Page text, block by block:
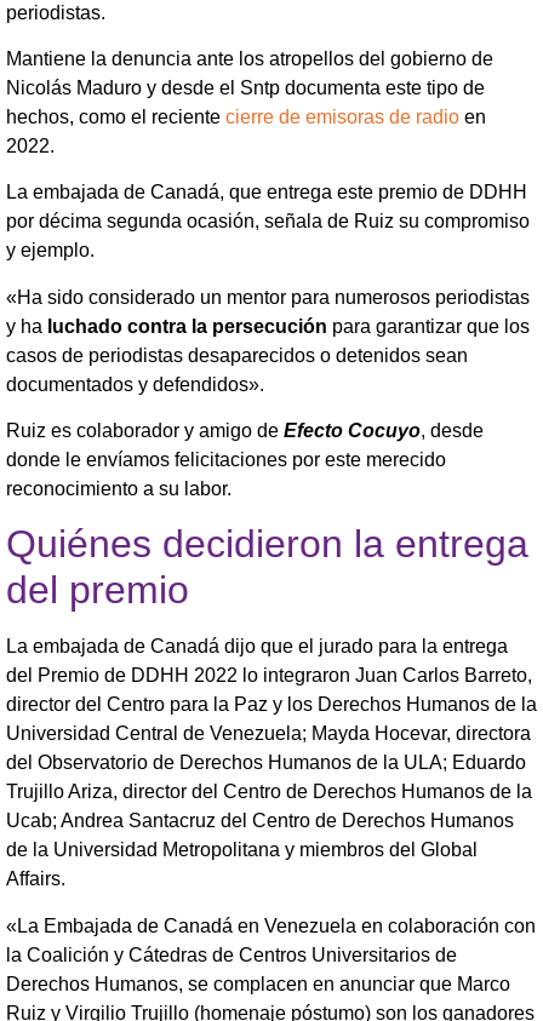
periodistas.
Mantiene la denuncia ante los atropellos del gobierno de
Nicolás Maduro y desde el Sntp documenta este tipo de
hechos, como el reciente cierre de emisoras de radio en
2022.
La embajada de Canadá, que entrega este premio de DDHH
por décima segunda ocasión, señala de Ruiz su compromiso
y ejemplo.
«Ha sido considerado un mentor para numerosos periodistas
y ha luchado contra la persecución para garantizar que los
casos de periodistas desaparecidos o detenidos sean
documentados y defendidos».
Ruiz es colaborador y amigo de Efecto Cocuyo, desde
donde le envíamos felicitaciones por este merecido
reconocimiento a su labor.
Quiénes decidieron la entrega
del premio
La embajada de Canadá dijo que el jurado para la entrega
del Premio de DDHH 2022 lo integraron Juan Carlos Barreto,
director del Centro para la Paz y los Derechos Humanos de la
Universidad Central de Venezuela; Mayda Hocevar, directora
del Observatorio de Derechos Humanos de la ULA; Eduardo
Trujillo Ariza, director del Centro de Derechos Humanos de la
Ucab; Andrea Santacruz del Centro de Derechos Humanos
de la Universidad Metropolitana y miembros del Global
Affairs.
«La Embajada de Canadá en Venezuela en colaboración con
la Coalición y Cátedras de Centros Universitarios de
Derechos Humanos, se complacen en anunciar que Marco
Ruiz y Virgilio Trujillo (homenaje póstumo) son los ganadores